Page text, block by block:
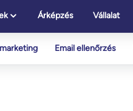
Árképzés Vállalat
Email ellenőrzés